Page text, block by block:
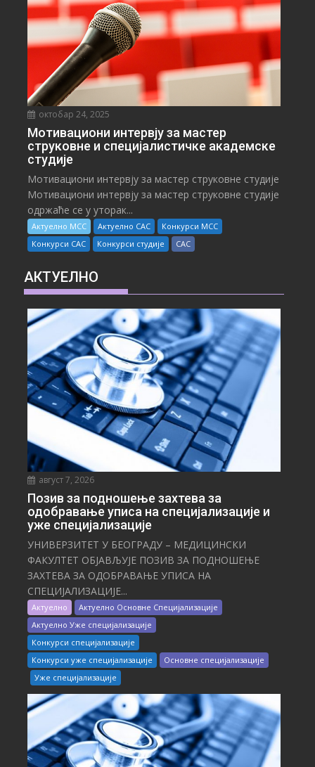
октобар 24, 2025
Мотивациони интервју за мастер
струковне и специјалистичке академске
студије
Мотивациони интервју за мастер струковне студије
Мотивациони интервју за мастер струковне студије
одржаће се у уторак...
Актуелно МСС Актуелно САС
Конкурси МСС
Конкурси САС
Конкурси студије САС
АКТУЕЛНО
август 7, 2026
Позив за подношење захтева за
одобравање уписа на специјализације и
уже специјализације
УНИВЕРЗИТЕТ У БЕОГРАДУ – МЕДИЦИНСКИ
ФАКУЛТЕТ ОБЈАВЉУЈЕ ПОЗИВ ЗА ПОДНОШЕЊЕ
ЗАХТЕВА ЗА ОДОБРАВАЊЕ УПИСА НА
СПЕЦИЈАЛИЗАЦИЈЕ...
Актуелно
Актуелно Основне Специјализације
Актуелно Уже специјализације
Конкурси специјализације
Конкурси уже специјализације
Основне специјализације
Уже специјализације